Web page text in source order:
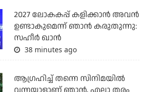
2027 ലോകകപ്പ് കളിക്കാന്‍ അവന്‍
ഉണ്ടാകുമെന്ന് ഞാന്‍ കരുതുന്നു:
സഹീര്‍ ഖാന്‍
38 minutes ago
ആഗ്രഹിച്ച് തന്നെ സിനിമയില്‍